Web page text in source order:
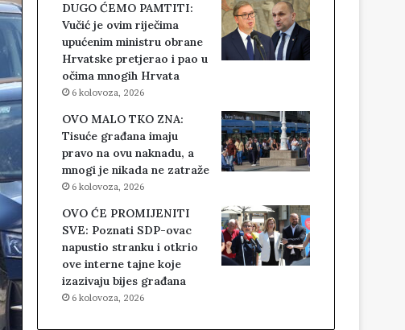
DUGO ĆEMO PAMTITI:
Vučić je ovim riječima
upućenim ministru obrane
Hrvatske pretjerao i pao u
očima mnogih Hrvata
6 kolovoza, 2026
OVO MALO TKO ZNA:
Tisuće građana imaju
pravo na ovu naknadu, a
mnogi je nikada ne zatraže
6 kolovoza, 2026
OVO ĆE PROMIJENITI
SVE: Poznati SDP-ovac
napustio stranku i otkrio
ove interne tajne koje
izazivaju bijes građana
6 kolovoza, 2026